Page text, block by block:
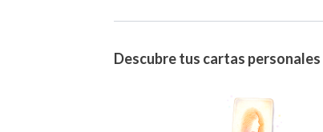
Descubre tus cartas